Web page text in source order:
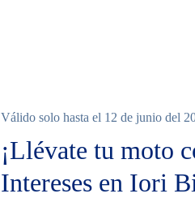
Válido solo hasta el 12 de junio del
¡Llévate tu moto
Intereses en Iori